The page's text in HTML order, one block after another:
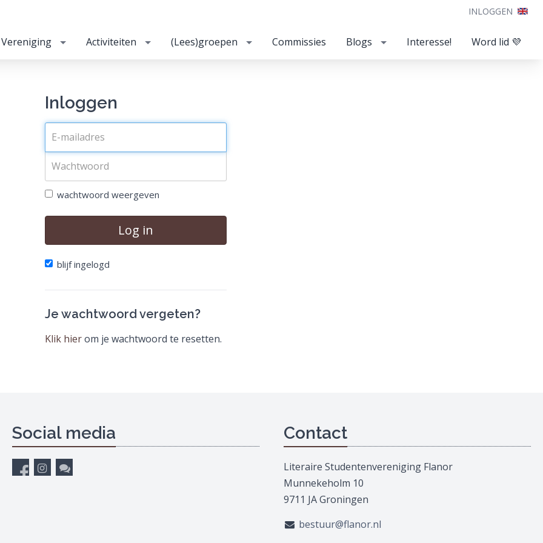
INLOGGEN
Vereniging Activiteiten (Lees)groepen Commissies Blogs Interesse! Word lid 💜
Inloggen
wachtwoord weergeven
Log in
blijf ingelogd
Je wachtwoord vergeten?
Klik hierom je wachtwoord te resetten.
Social media Contact
Literaire Studentenvereniging Flanor
Munnekeholm 10
9711 JA Groningen
bestuur@flanor.nl